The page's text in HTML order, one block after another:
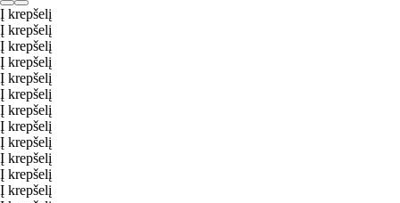
Į krepšelį
Į krepšelį
Į krepšelį
Į krepšelį
Į krepšelį
Į krepšelį
Į krepšelį
Į krepšelį
Į krepšelį
Į krepšelį
Į krepšelį
Į krepšelį